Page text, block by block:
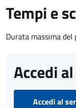
Tempi e
Durata massima
Accedi
Accedi al